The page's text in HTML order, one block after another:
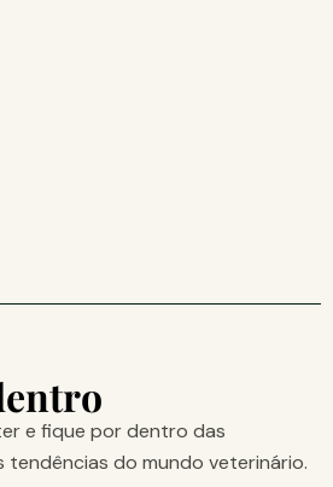
e fique por dentro das
tendências do mundo veterinário.